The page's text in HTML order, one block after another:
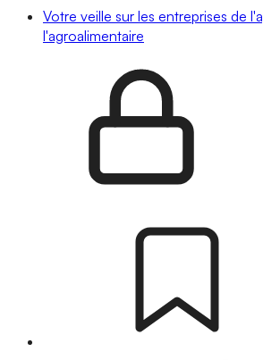
Votre veille sur les entreprises de
l'agroalimentaire